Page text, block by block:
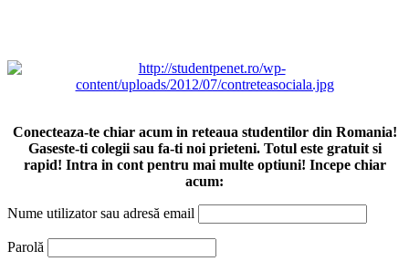
Conecteaza-te chiar acum in reteaua studentilor din Romania!
Gaseste-ti colegii sau fa-ti noi prieteni. Totul este gratuit si
rapid! Intra in cont pentru mai multe optiuni! Incepe chiar
acum:
Nume utilizator sau adresă email
Parolă